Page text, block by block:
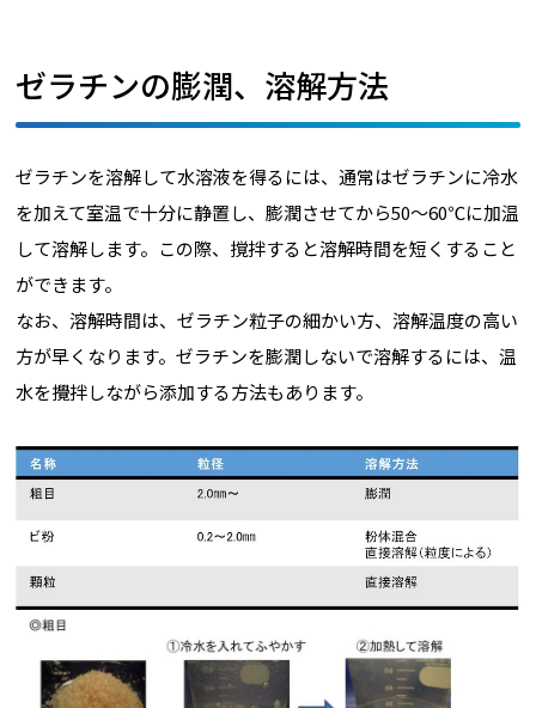
ゼラチンの膨潤、溶解方法
ゼラチンを溶解して水溶液を得るには、通常はゼラチンに冷水
を加えて室温で十分に静置し、膨潤させてから50～60℃に加温
して溶解します。この際、撹拌すると溶解時間を短くすること
ができます。
なお、溶解時間は、ゼラチン粒子の細かい方、溶解温度の高い
方が早くなります。ゼラチンを膨潤しないで溶解するには、温
水を攪拌しながら添加する方法もあります。